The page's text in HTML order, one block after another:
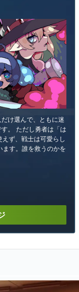
け選んで、ともに迷
。 ただし勇者は「は
ず、戦士は可愛らし
す。誰を救うのかを